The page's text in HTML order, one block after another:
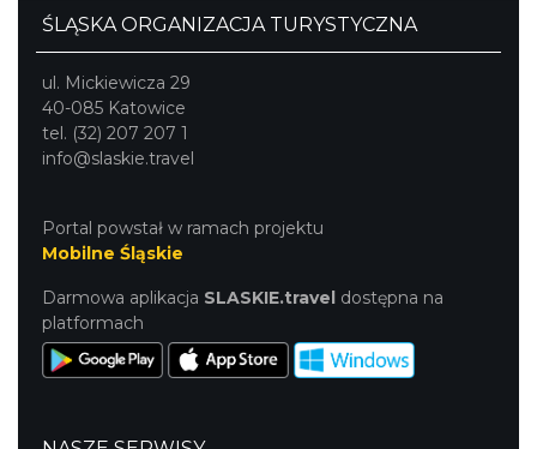
ŚLĄSKA ORGANIZACJA TURYSTYCZNA
ul. Mickiewicza 29
40-085 Katowice
tel. (32) 207 207 1
info@slaskie.travel
Portal powstał w ramach projektu
Mobilne Śląskie
Darmowa aplikacja SLASKIE.travel dostępna na
platformach